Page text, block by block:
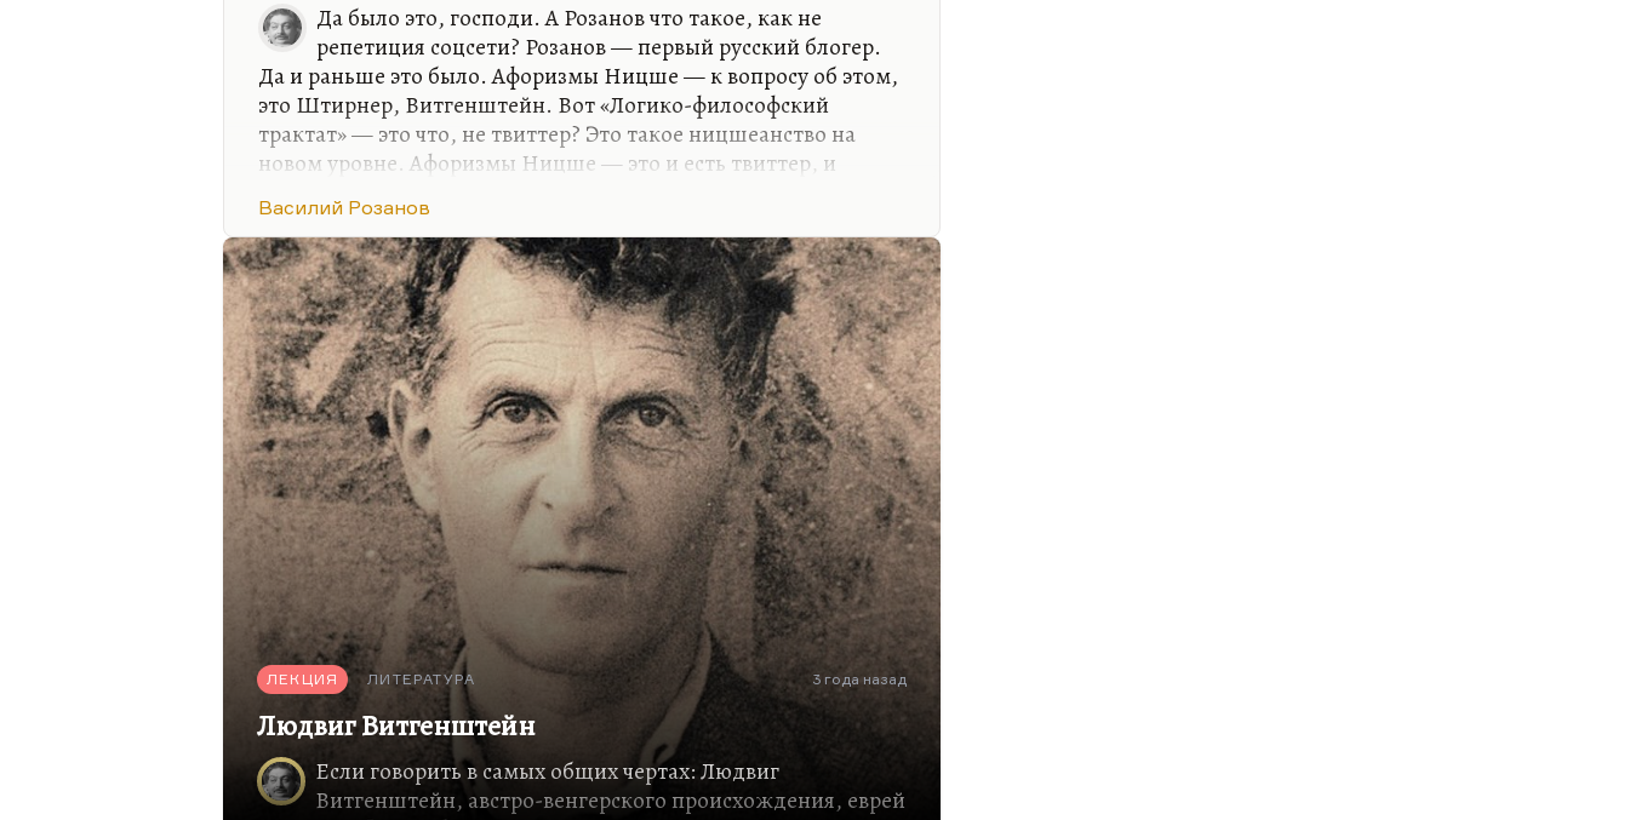
Да было это, господи. А Розанов что такое, как не
репетиция соцсети? Розанов — первый русский блогер.
Да и раньше это было. Афоризмы Ницше — к вопросу об этом,
это Штирнер, Витгенштейн. Вот «Логико-философский
трактат» — это что, не твиттер? Это такое ницшеанство на
новом уровне. Афоризмы Ницше — это и есть твиттер, и
вид литературы, поверьте. Просто афористичности присуще
такое отсутствие целостности, амбивалентность,
политолковательность. Ведь Ницше можно растолковать и
так и сяк, и абсолютно противоположным образом. И это, к
сожалению, минус.
Василий Розанов
ЛЕКЦИЯ ЛИТЕРАТУРА 3 года назад
Людвиг Витгенштейн
Если говорить в самых общих чертах: Людвиг
Витгенштейн, австро-венгерского происхождения, еврей